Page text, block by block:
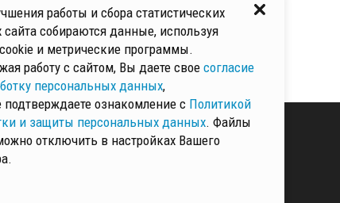
СЕГОДНЯ 12:19
саморезы и голый кулак: омский
готовит уникальный рекорд в день
Люберец
ЗАЩИТЫ
работы и сбора статистических
собираются данные, используя
и метрические программы.
работу с сайтом, Вы даете свое согласие
персональных данных,
подтверждаете ознакомление с Политикой
и защиты персональных данных. Файлы
отключить в настройках Вашего